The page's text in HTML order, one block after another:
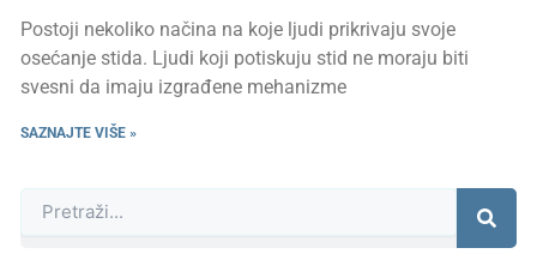
Postoji nekoliko načina na koje ljudi prikrivaju svoje
osećanje stida. Ljudi koji potiskuju stid ne moraju biti
svesni da imaju izgrađene mehanizme
SAZNAJTE VIŠE »